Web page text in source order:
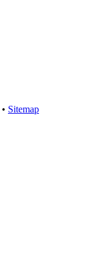
• Sitemap